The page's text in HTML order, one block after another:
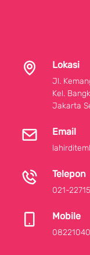
Lokasi
Jl.
Kel.
Jakarta
Email
Telepon
021-
Mobile